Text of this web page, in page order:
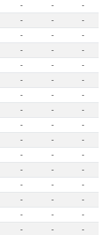
- -
-
- -
-
- -
-
- -
-
- -
-
- -
-
- -
-
- -
-
- -
-
- -
-
- -
-
- -
-
- -
-
- -
-
- -
-
- -
-